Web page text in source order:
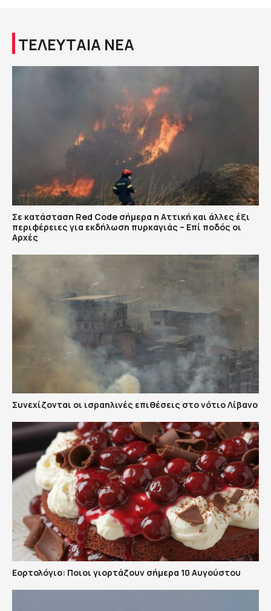
ΤΕΛΕΥΤΑΙΑ ΝΕΑ
Σε κατάσταση Red Code σήμερα η Αττική και άλλες έξι
περιφέρειες για εκδήλωση πυρκαγιάς – Επί ποδός οι
Αρχές
Συνεχίζονται οι ισραηλινές επιθέσεις στο νότιο Λίβανο
Εορτολόγιο: Ποιοι γιορτάζουν σήμερα 10 Αυγούστου